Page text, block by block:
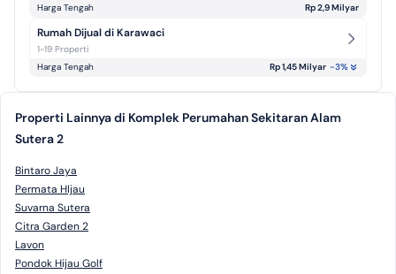
Harga Tengah
Rp 2,9 Milyar
Rumah Dijual di Karawaci
1-19 Properti
Harga Tengah
Rp 1,45 Milyar -3%
Properti Lainnya di Komplek Perumahan Sekitaran Alam
Sutera 2
Bintaro Jaya
Permata HIjau
Suvarna Sutera
Citra Garden 2
Lavon
Pondok Hijau Golf